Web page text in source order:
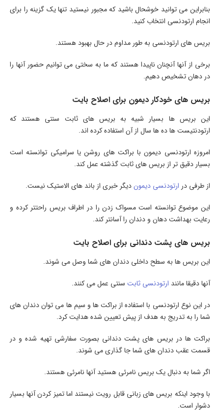
بنابراین می توانید خوشحال باشید که مجبور نیستید تنها یک گزینه را برای
انجام ارتودنسی انتخاب کنید.
بریس های ارتودنسی به طور مداوم در حال بهبود هستند.
برخی از آنها آنچنان ناپیدا هستند که ما به سختی می توانیم حضور آنها را
در دهان تشخیص دهیم.
بریس های خودکار دیمون برای اصلاح بایت
این بریس ها بسیار شبیه به بریس های ثابت سنتی هستند که
ارتودنتیست ها ده ها سال از آن استفاده کرده اند.
امروزه ارتودنسی دیمون با براکت های روشن یا سرامیکی توانسته است
بسیار دقیق تر از بریس های ثابت گذشته عمل کند.
از طرفی در ارتودنسی دیموندیگر خبری از باند های الاستیک نیست.
این موضوع توانسته است مسواک زدن را در اطراف بریس راحتتر کرده و
رعایت بهداشت دهان و دندان را آسانتر کند.
بریس های پشت دندانی برای اصلاح بایت
این بریس ها به سطح داخلی دندان های شما وصل می شوند.
آنها دقیقا مانند ارتودنسی ثابت سنتی عمل می کنند.
در این نوع ارتودنسی با استفاده از براکت ها و سیم ها می توان دندان های
شما را به تدریج به هدف از پیش تعیین شده هدایت کرد.
براکت ها در بریس های پشت دندانی بصورت سفارشی تهیه شده و در
قسمت عقب دندان های شما جا گذاری می شوند.
اگر شما به دنبال یک بریس نامرئی هستید آنها نامرئی هستند.
با وجود اینکه بریس های زبانی قابل رویت نیستند اما تمیز کردن آنها بسیار
دشوار است.